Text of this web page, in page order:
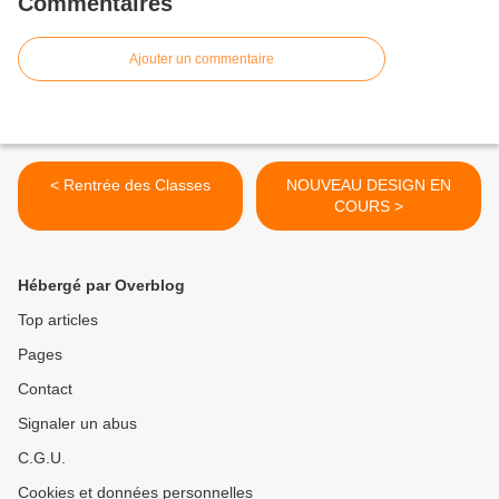
Ajouter un commentaire
< Rentrée des Classes
NOUVEAU DESIGN EN
COURS >
Hébergé par Overblog
Top articles
Pages
Contact
Signaler un abus
C.G.U.
Cookies et données personnelles